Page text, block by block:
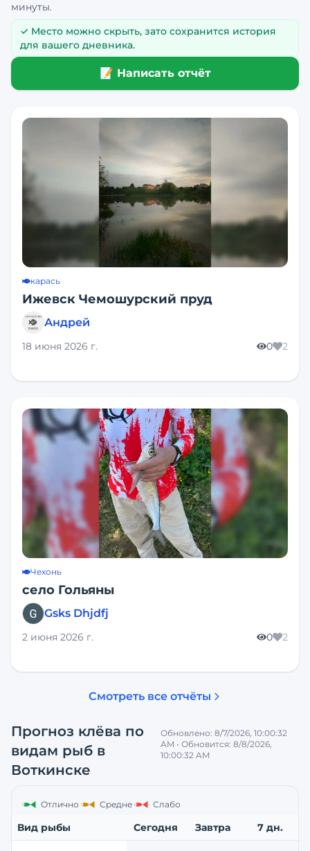
минуты.
✓ Место можно скрыть, зато сохранится история
для вашего дневника.
📝 Написать отчёт
карась
Ижевск Чемошурский пруд
Андрей
18 июня 2026 г. 0 2
Чехонь
село Гольяны
Gsks Dhjdfj
2 июня 2026 г. 0 2
Смотреть все отчёты
Прогноз клёва по
видам рыб в
Воткинске
Обновлено:8/7/2026, 10:00:32
AM • Обновится:8/8/2026,
10:00:32 AM
Отлично Средне Слабо
Вид рыбы Сегодня Завтра 7 дн.